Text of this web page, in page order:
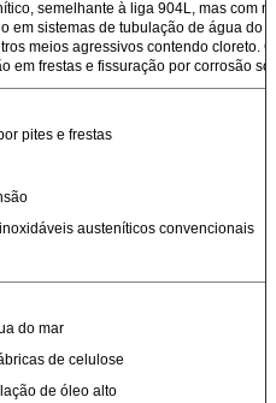
semelhante à liga 904L, mas com
em sistemas de tubulação de água do
meios agressivos contendo cloreto.
em frestas e fissuração por corrosão
pites e frestas
​​austeníticos convencionais
do mar
de celulose
de óleo alto